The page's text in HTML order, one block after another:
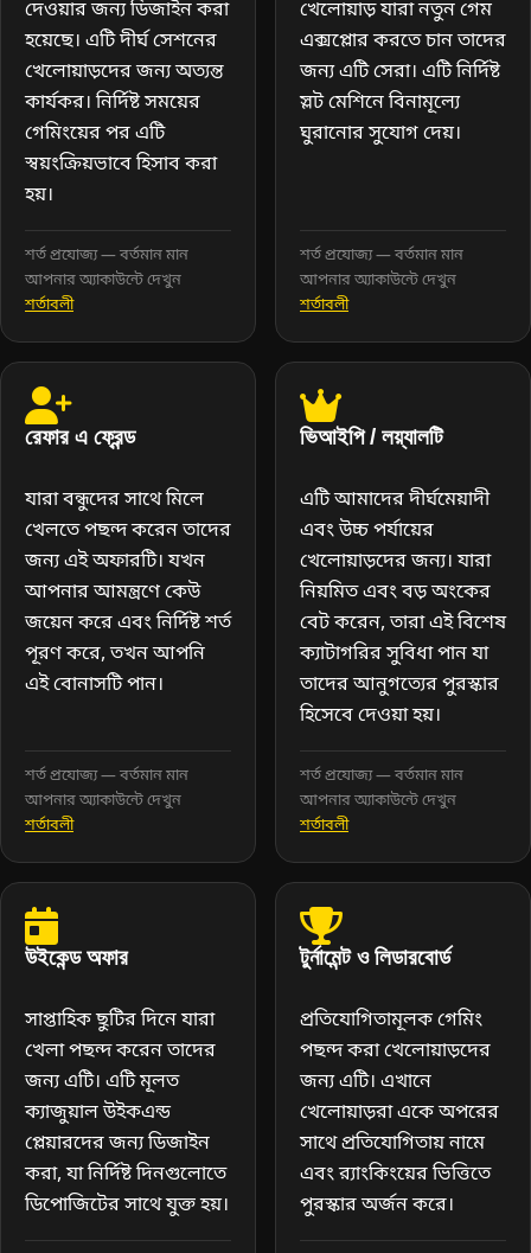
দেওয়ার জন্য ডিজাইন করা
হয়েছে। এটি দীর্ঘ সেশনের
খেলোয়াড়দের জন্য অত্যন্ত
কার্যকর। নির্দিষ্ট সময়ের
গেমিংয়ের পর এটি
স্বয়ংক্রিয়ভাবে হিসাব করা
হয়।
শর্ত প্রযোজ্য — বর্তমান মান
আপনার অ্যাকাউন্টে দেখুন
শর্তাবলী
খেলোয়াড় যারা নতুন গেম
এক্সপ্লোর করতে চান তাদের
জন্য এটি সেরা। এটি নির্দিষ্ট
স্লট মেশিনে বিনামূল্যে
ঘুরানোর সুযোগ দেয়।
শর্ত প্রযোজ্য — বর্তমান মান
আপনার অ্যাকাউন্টে দেখুন
শর্তাবলী
রেফার এ ফ্রেন্ড
যারা বন্ধুদের সাথে মিলে
খেলতে পছন্দ করেন তাদের
জন্য এই অফারটি। যখন
আপনার আমন্ত্রণে কেউ
জয়েন করে এবং নির্দিষ্ট শর্ত
পূরণ করে, তখন আপনি
এই বোনাসটি পান।
শর্ত প্রযোজ্য — বর্তমান মান
আপনার অ্যাকাউন্টে দেখুন
শর্তাবলী
ভিআইপি / লয়্যালটি
এটি আমাদের দীর্ঘমেয়াদী
এবং উচ্চ পর্যায়ের
খেলোয়াড়দের জন্য। যারা
নিয়মিত এবং বড় অংকের
বেট করেন, তারা এই বিশেষ
ক্যাটাগরির সুবিধা পান যা
তাদের আনুগত্যের পুরস্কার
হিসেবে দেওয়া হয়।
শর্ত প্রযোজ্য — বর্তমান মান
আপনার অ্যাকাউন্টে দেখুন
শর্তাবলী
উইকেন্ড অফার
সাপ্তাহিক ছুটির দিনে যারা
খেলা পছন্দ করেন তাদের
জন্য এটি। এটি মূলত
ক্যাজুয়াল উইকএন্ড
প্লেয়ারদের জন্য ডিজাইন
করা, যা নির্দিষ্ট দিনগুলোতে
ডিপোজিটের সাথে যুক্ত হয়।
টুর্নামেন্ট ও লিডারবোর্ড
প্রতিযোগিতামূলক গেমিং
পছন্দ করা খেলোয়াড়দের
জন্য এটি। এখানে
খেলোয়াড়রা একে অপরের
সাথে প্রতিযোগিতায় নামে
এবং র‍্যাংকিংয়ের ভিত্তিতে
পুরস্কার অর্জন করে।